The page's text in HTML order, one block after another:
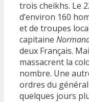
trois cheikhs. Le
d’environ 160
et de troupes
capitaine
deux Français.
massacrent la
nombre. Une
ordres du général
quelques jours